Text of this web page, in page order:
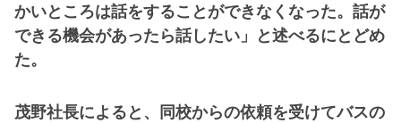
かいところは話をすることができなくなった。話が
できる機会があったら話したい」と述べるにとどめ
た。
茂野社長によると、同校からの依頼を受けてバスの